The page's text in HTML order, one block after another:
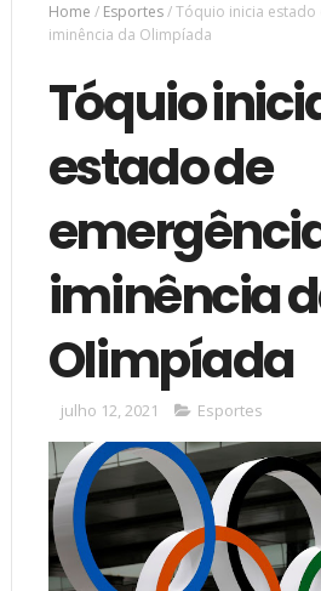
Home / Esportes/Tóquio inicia estado
iminência da Olimpíada
Tóquio
estado de
iminência
Olimpíada
julho 12, 2021 Esportes